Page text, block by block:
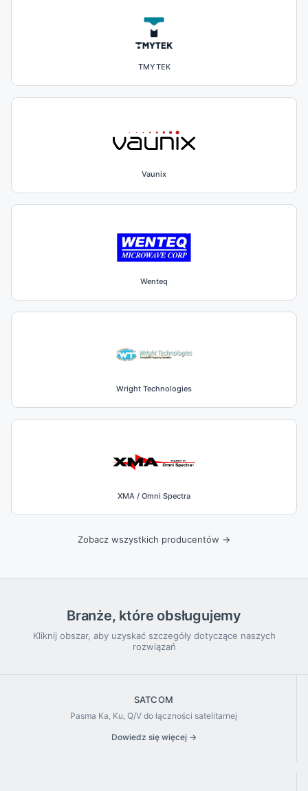
TMYTEK
Vaunix
Wenteq
Wright Technologies
XMA / Omni Spectra
Zobacz wszystkich producentów →
Branże, które obsługujemy
Kliknij obszar, aby uzyskać szczegóły dotyczące naszych
rozwiązań
SATCOM
Pasma Ka, Ku, Q/V do łączności satelitarnej
Dowiedz się więcej →